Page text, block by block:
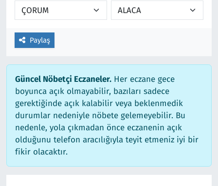
Paylaş
Güncel Nöbetçi Eczaneler.Her eczane gece
boyunca açık olmayabilir, bazıları sadece
gerektiğinde açık kalabilir veya beklenmedik
durumlar nedeniyle nöbete gelemeyebilir. Bu
nedenle, yola çıkmadan önce eczanenin açık
olduğunu telefon aracılığıyla teyit etmeniz iyi bir
fikir olacaktır.